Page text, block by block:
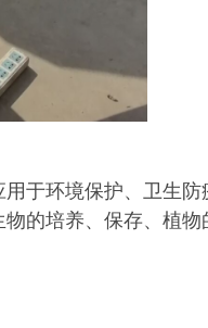
于环境保护、卫生防
的培养、保存、植物